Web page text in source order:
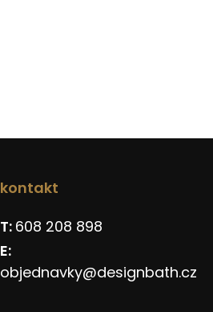
kontakt
608 208 898
objednavky@designbath.cz